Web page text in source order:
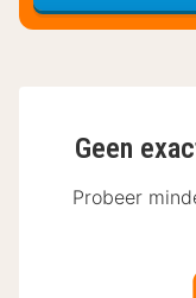
Geen
Probeer